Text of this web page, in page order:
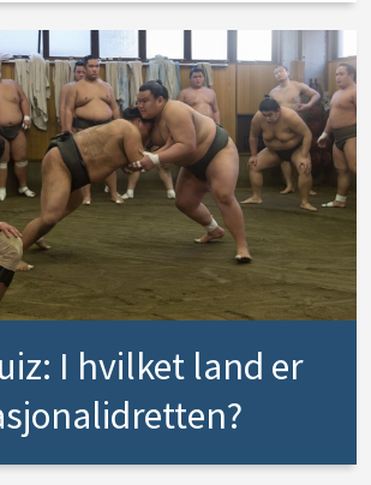
I hvilket land er